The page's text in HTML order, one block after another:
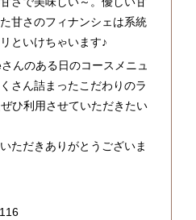
甘さのフィナンシェは系統
といけちゃいます♪
んのある日のコースメニュ
さん詰まったこだわりのラ
ひ利用させていただきたい
ただきありがとうございま